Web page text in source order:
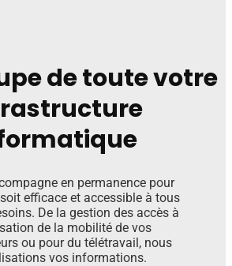
de toute votre
en permanence pour
efficace et accessible à tous
De la gestion des accès à
de la mobilité de vos
ou pour du télétravail, nous
vos informations.